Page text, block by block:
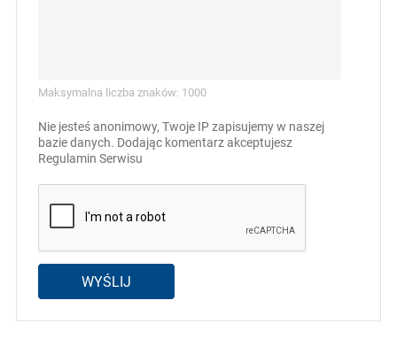
Maksymalna liczba znaków: 1000
Nie jesteś anonimowy, Twoje IP zapisujemy w naszej
bazie danych. Dodając komentarz akceptujesz
Regulamin Serwisu
WYŚLIJ